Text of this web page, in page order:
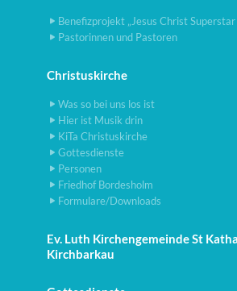
Benefizprojekt „Jesus Christ
Pastorinnen und Pastoren
Christuskirche
Was so bei uns los ist
Hier ist Musik drin
KiTa Christuskirche
Gottesdienste
Personen
Friedhof Bordesholm
Formulare/Downloads
Ev. Luth Kirchengemeinde St
Kirchbarkau